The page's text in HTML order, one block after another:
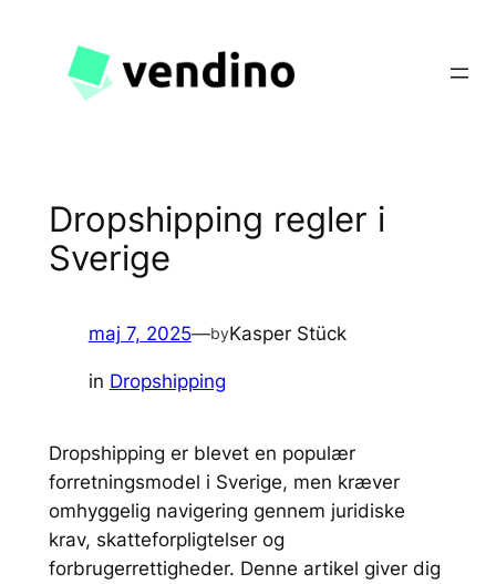
indhold
Dropshipping regler i
Sverige
maj 7, 2025—byKasper Stück
in Dropshipping
Dropshipping er blevet en populær
forretningsmodel i Sverige, men kræver
omhyggelig navigering gennem juridiske
krav, skatteforpligtelser og
forbrugerrettigheder. Denne artikel giver dig